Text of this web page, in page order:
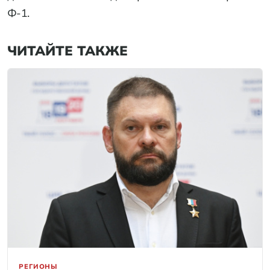
Ф-1.
ЧИТАЙТЕ ТАКЖЕ
РЕГИОНЫ